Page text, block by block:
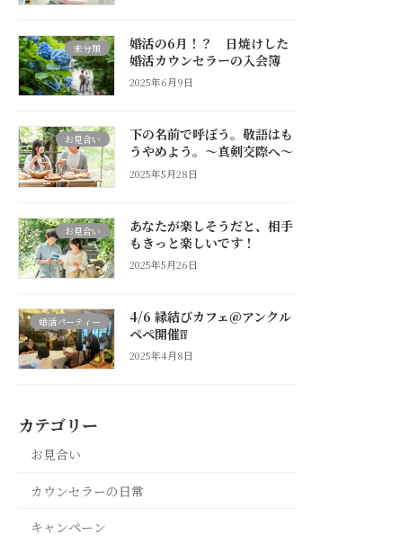
未分類
婚活の6月！？ 日焼けした
婚活カウンセラーの入会簿
2025年6月9日
お見合い
下の名前で呼ぼう。敬語はも
うやめよう。～真剣交際へ～
2025年5月28日
お見合い
あなたが楽しそうだと、相手
もきっと楽しいです！
2025年5月26日
婚活パーティー
4/6 縁結びカフェ@アンクル
ペペ開催❕❕
2025年4月8日
カテゴリー
お見合い
カウンセラーの日常
キャンペーン